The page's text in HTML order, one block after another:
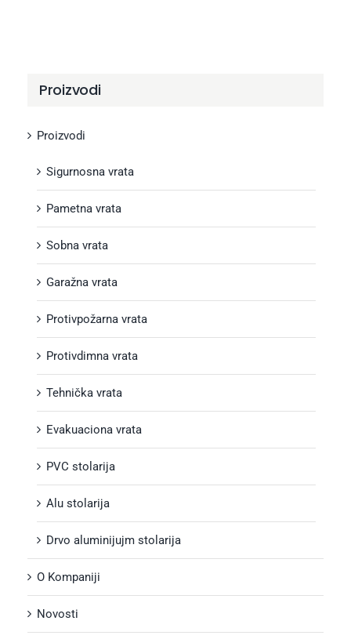
Proizvodi
Proizvodi
Sigurnosna vrata
Pametna vrata
Sobna vrata
Garažna vrata
Protivpožarna vrata
Protivdimna vrata
Tehnička vrata
Evakuaciona vrata
PVC stolarija
Alu stolarija
Drvo aluminijujm stolarija
O Kompaniji
Novosti